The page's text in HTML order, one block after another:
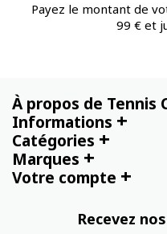
Payez le montant de
99 € et
À propos de Tennis
Informations +
Catégories +
Marques +
Votre compte +
Recevez